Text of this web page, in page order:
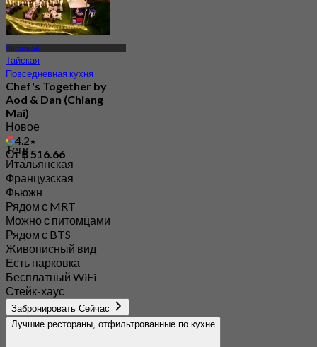
Чиангмай
Тайская
Повседневная кухня
Chef's Together by
Aod & Dan (Chiang
Mai)
Новое
4.2
От฿ 516.66
Теги
Итальянская
Французская
Фьюжн
Рядом с MRT
Можно с питомцами
Рядом с BTS
Живописный вид
Есть парковка
Бесплатный WiFi
Стейк-хаус
Забронировать Сейчас
Лучшие рестораны, отфильтрованные по кухне